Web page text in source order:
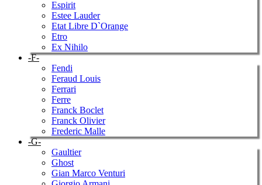
Espirit
Estee Lauder
Etat Libre D`Orange
Etro
Ex Nihilo
-F-
Fendi
Feraud Louis
Ferrari
Ferre
Franck Boclet
Franck Olivier
Frederic Malle
-G-
Gaultier
Ghost
Gian Marco Venturi